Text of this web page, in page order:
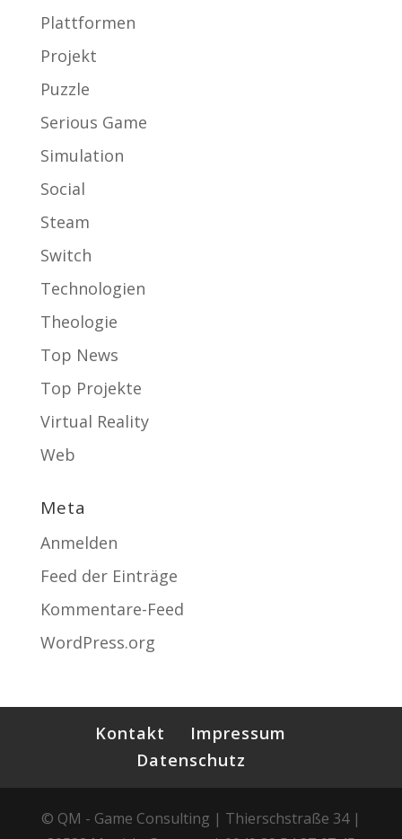
Plattformen
Projekt
Puzzle
Serious Game
Simulation
Social
Steam
Switch
Technologien
Theologie
Top News
Top Projekte
Virtual Reality
Web
Meta
Anmelden
Feed der Einträge
Kommentare-Feed
WordPress.org
Kontakt
Impressum
Datenschutz
© QM - Game Consulting | Thierschstraße 34 |